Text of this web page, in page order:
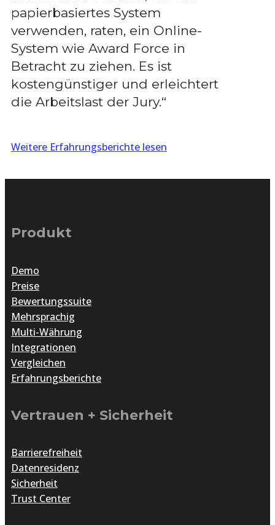
papierbasiertes System
verwenden, raten, ein Online-
System wie Award Force in
Betracht zu ziehen. Es ist
kostengünstiger und erleichtert
die Arbeitslast der Jury.“
Weitere Erfahrungsberichte lesen
Produkt
Demo
Preise
Bewertungssuite
Mehrsprachig
Multi-Währung
Integrationen
Vergleichen
Erfahrungsberichte
Vertrauen + Sicherheit
Barrierefreiheit
Datenresidenz
Sicherheit
Trust Center